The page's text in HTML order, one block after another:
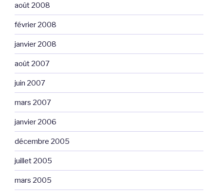
août 2008
février 2008
janvier 2008
août 2007
juin 2007
mars 2007
janvier 2006
décembre 2005
juillet 2005
mars 2005